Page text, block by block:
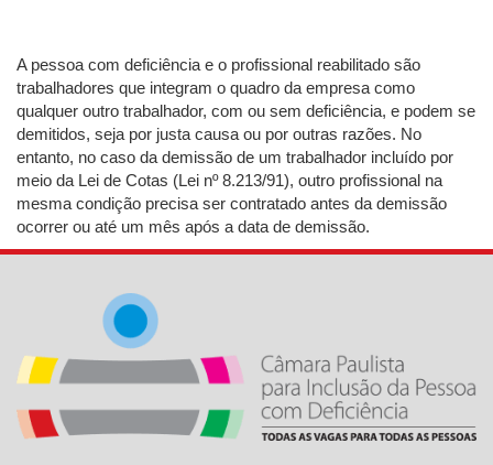
A pessoa com deficiência e o profissional reabilitado são
trabalhadores que integram o quadro da empresa como
qualquer outro trabalhador, com ou sem deficiência, e podem se
demitidos, seja por justa causa ou por outras razões. No
entanto, no caso da demissão de um trabalhador incluído por
meio da Lei de Cotas (Lei nº 8.213/91), outro profissional na
mesma condição precisa ser contratado antes da demissão
ocorrer ou até um mês após a data de demissão.